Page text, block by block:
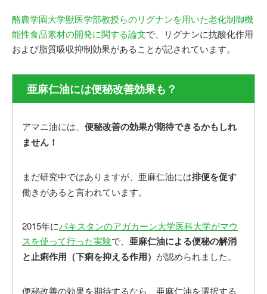
酪農学園大学獣医学部教授らのリグナンを用いた老化制御機
能性食品素材の開発に関する論文で、リグナンに抗酸化作用
および脂質吸収抑制効果があることが記されています。
亜麻仁油には便秘改善効果も？
アマニ油には、 便秘改善の効果が期待できるかもしれ
ません！
まだ研究中ではありますが、亜麻仁油には排便を促す
働きがあると言われています。
2015年にパキスタンのアガカーン大学医科大学がマウ
スを使って行った実験で、 亜麻仁油による便秘の解消
と止痢作用（下痢を抑える作用） が認められました。
便秘改善の効果を期待するなら、亜麻仁油を選択する